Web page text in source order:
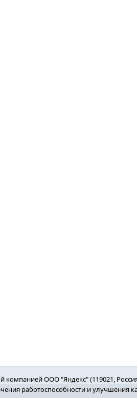
ООО "Яндекс" (119021,
работоспособности и улучшения